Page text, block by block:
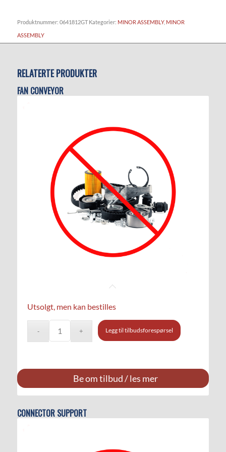
Produktnummer: 0641812GT Kategorier: MINOR ASSEMBLY, MINOR
ASSEMBLY
RELATERTE PRODUKTER
FAN CONVEYOR
Utsolgt, men kan bestilles
Legg til tilbudsforespørsel
Be om tilbud / les mer
CONNECTOR SUPPORT